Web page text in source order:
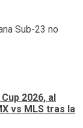
Sub-23 no
2026, al
vs MLS tras la